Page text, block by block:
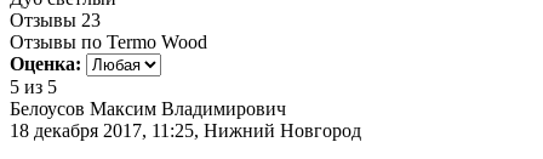
Отзывы 23
Отзывы по Termo Wood
Оценка:
5 из 5
Белоусов Максим Владимирович
18 декабря 2017, 11:25, Нижний Новгород